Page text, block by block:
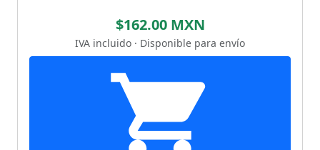
$162.00 MXN
IVA incluido · Disponible para envío